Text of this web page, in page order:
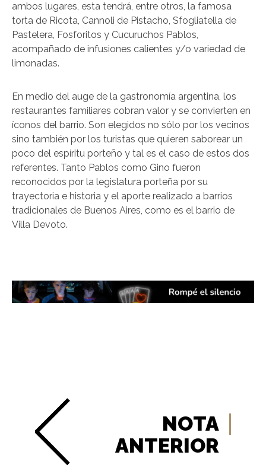
ambos lugares, esta tendrá, entre otros, la famosa
torta de Ricota, Cannoli de Pistacho, Sfogliatella de
Pastelera, Fosforitos y Cucuruchos Pablos,
acompañado de infusiones calientes y/o variedad de
limonadas.
En medio del auge de la gastronomía argentina, los
restaurantes familiares cobran valor y se convierten en
íconos del barrio. Son elegidos no sólo por los vecinos
sino también por los turistas que quieren saborear un
poco del espíritu porteño y tal es el caso de estos dos
referentes. Tanto Pablos como Gino fueron
reconocidos por la legislatura porteña por su
trayectoria e historia y el aporte realizado a barrios
tradicionales de Buenos Aires, como es el barrio de
Villa Devoto.
NOTA
ANTERIOR